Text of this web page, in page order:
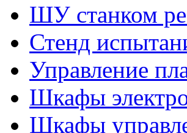
ШУ станком
Стенд
Управление
Шкафы
Шкафы